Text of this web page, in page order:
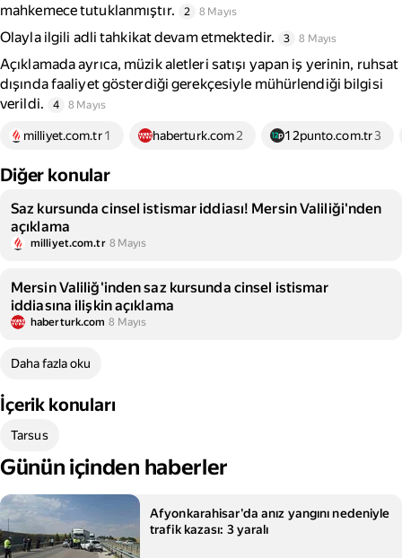
mahkemece tutuklanmıştır.
2 8 Mayıs
Olayla ilgili adli tahkikat devam etmektedir. 3 8 Mayıs
Açıklamada ayrıca, müzik aletleri satışı yapan iş yerinin, ruhsat
dışında faaliyet gösterdiği gerekçesiyle mühürlendiği bilgisi
verildi.
4 8 Mayıs
milliyet.com.tr 1 haberturk.com2 12punto.com.tr3
Diğer konular
Saz kursunda cinsel istismar iddiası! Mersin Valiliği'nden
açıklama
milliyet.com.tr 8 Mayıs
Mersin Valiliğ'inden saz kursunda cinsel istismar
iddiasına ilişkin açıklama
haberturk.com 8 Mayıs
Daha fazla oku
İçerik konuları
Tarsus
Günün içinden haberler
Afyonkarahisar'da anız yangını nedeniyle
trafik kazası: 3 yaralı